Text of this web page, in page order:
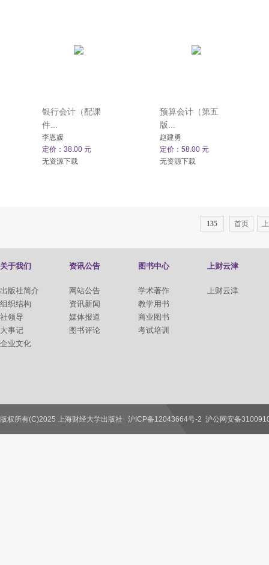
银行会计（配课
件...
李恩媛
定价：38.00 元
无资源下载
预算会计（第五
版...
赵建勇
定价：58.00 元
无资源下载
135 首页
关于我们
出版社简介
组织结构
社领导
大事记
企业文化
资讯公告
网站公告
资讯新闻
媒体报道
图书评论
图书中心
学术著作
教学用书
商业图书
考试培训
上财云津
上财云津
联系我们
版权所有(C)2025 上海财经大学出版社 沪ICP备12043664号-2 沪公网安备